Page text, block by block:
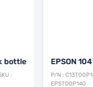
EPSON 104
P/N : C13T00P140 | EAN :
EPST00P140